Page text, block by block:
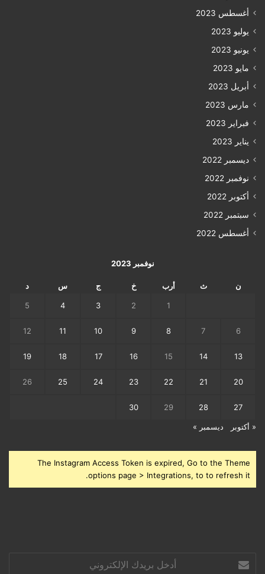
أغسطس 2023
يوليو 2023
يونيو 2023
مايو 2023
أبريل 2023
مارس 2023
فبراير 2023
يناير 2023
ديسمبر 2022
نوفمبر 2022
أكتوبر 2022
سبتمبر 2022
أغسطس 2022
نوفمبر 2023
ن ث أرب خ ج س د
1
2
3
4
5
6
7
8
9
10
11
12
13
14
15
16
17
18
19
20
21
22
23
24
25
26
27
28
29
30
« أكتوبر ديسمبر »
The Instagram Access Token is expired, Go to the Theme
options page > Integrations, to to refresh it.
بريدك